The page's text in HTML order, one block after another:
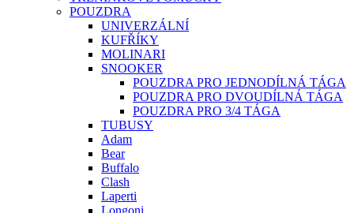
POUZDRA
UNIVERZÁLNÍ
KUFŘÍKY
MOLINARI
SNOOKER
POUZDRA PRO JEDNODÍLNÁ TÁGA
POUZDRA PRO DVOUDÍLNÁ TÁGA
POUZDRA PRO 3/4 TÁGA
TUBUSY
Adam
Bear
Buffalo
Clash
Laperti
Longoni